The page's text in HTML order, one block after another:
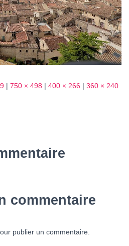
| 750 × 498 | 400 × 266 | 360 × 240
commentaire
publier un commentaire.